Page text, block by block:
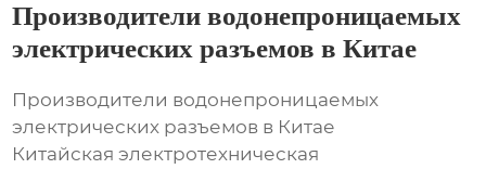
Производители водонепроницаемых
электрических разъемов в Китае
Производители водонепроницаемых
электрических разъемов в Китае
Китайская электротехническая